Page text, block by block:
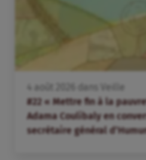
4 août dans
Veille
#22 « Mettre fin à la
Adama Coulibaly en
secrétaire général